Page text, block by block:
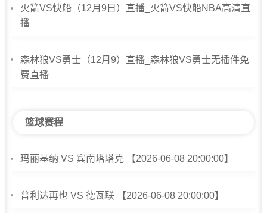
火箭VS快船（12月9日）直播_火箭VS快船NBA高清直
播
森林狼VS勇士（12月9）直播_森林狼VS勇士无插件免
费直播
篮球赛程
玛丽基纳 VS 宾南塔塔克 【2026-06-08 20:00:00】
普利达再也 VS 德瓦联 【2026-06-08 20:00:00】